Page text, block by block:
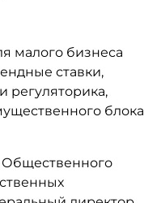
малого бизнеса
ставки,
регуляторика,
блока